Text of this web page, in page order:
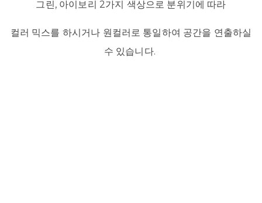
그린, 아이보리 2가지 색상으로 분위기에 따라
컬러 믹스를 하시거나 원컬러로 통일하여 공간을 연출하실
수 있습니다.